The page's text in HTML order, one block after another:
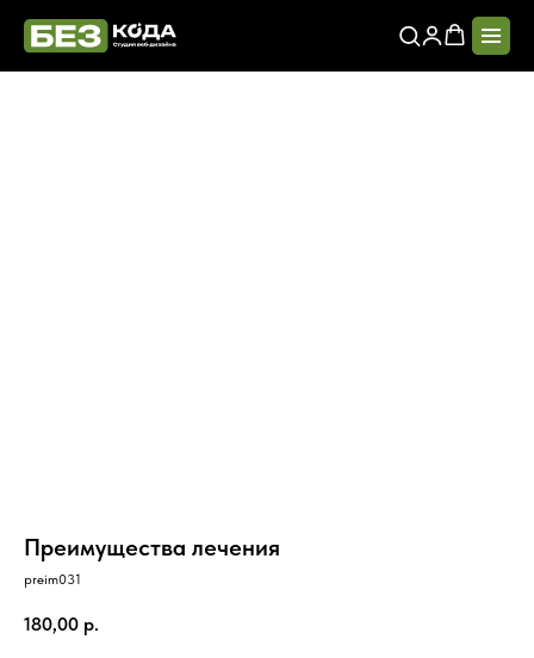
Преимущества лечения
preim031
180,00 р.